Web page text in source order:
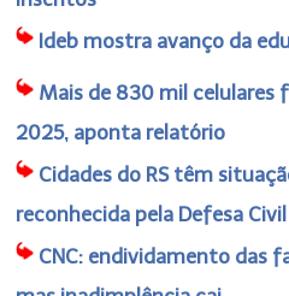
Ideb mostra avanço da
Mais de 830 mil celulares
2025, aponta relatório
Cidades do RS têm
reconhecida pela Defesa Civil
CNC: endividamento das